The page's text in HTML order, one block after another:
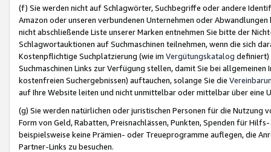
(f) Sie werden nicht auf Schlagwörter, Suchbegriffe oder andere
Amazon oder unseren verbundenen Unternehmen oder
nicht abschließende Liste unserer Marken entnehmen Sie bitte der
Schlagwortauktionen auf Suchmaschinen teilnehmen, wenn die sich
Kostenpflichtige Suchplatzierung (wie im Vergütungskatalog definiert)
Suchmaschinen Links zur Verfügung stellen, damit Sie bei
kostenfreien Suchergebnissen) auftauchen, solange Sie die
auf Ihre Website leiten und nicht unmittelbar oder mittelbar über eine
(g) Sie werden natürlichen oder juristischen Personen für die Nutzung
Form von Geld, Rabatten, Preisnachlässen, Punkten, Spenden für
beispielsweise keine Prämien- oder Treueprogramme auflegen, die
Partner-Links zu besuchen.